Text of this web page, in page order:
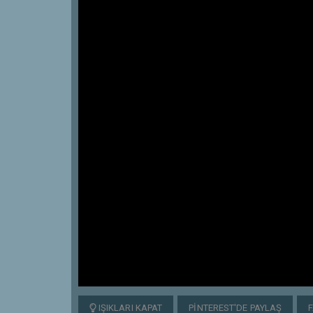
IŞIKLARI KAPAT PINTEREST'DE PAYLAŞ